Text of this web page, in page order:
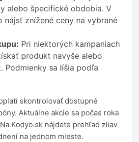
alebo špecifické obdobia. V
nájsť znížené ceny na vybrané
Pri niektorých kampaniach
produkt navyše alebo
Podmienky sa líšia podľa
skontrolovať dostupné
Aktuálne akcie sa počas roka
Kodyo.sk nájdete prehľad zliav
na jednom mieste.